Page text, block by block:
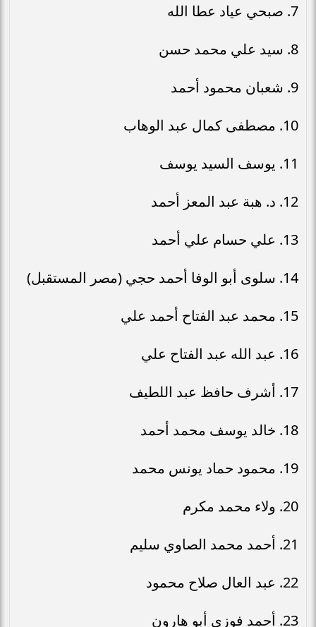
7. صبحي عياد عطا الله
8. سيد علي محمد حسن
9. شعبان محمود أحمد
10. مصطفى كمال عبد الوهاب
11. يوسف السيد يوسف
12. د. هبة عبد المعز أحمد
13. علي حسام علي أحمد
14. سلوى أبو الوفا أحمد حجي (مصر المستقبل)
15. محمد عبد الفتاح أحمد علي
16. عبد الله عبد الفتاح علي
17. أشرف حافظ عبد اللطيف
18. خالد يوسف محمد أحمد
19. محمود حماد يونس محمد
20. ولاء محمد مكرم
21. أحمد محمد الصاوي سليم
22. عبد العال صلاح محمود
23. أحمد فوزي أبو هارون